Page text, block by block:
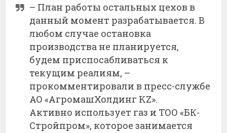
– План работы остальных цехов в
данный момент разрабатывается. В
любом случае остановка
производства не планируется,
будем приспосабливаться к
текущим реалиям, –
прокомментировали в пресс-службе
АО «АгромашХолдинг KZ».
Активно использует газ и ТОО «БК-
Стройпром», которое занимается